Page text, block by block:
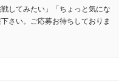
してみたい」「ちょっと気にな
さい。ご応募お待ちしておりま